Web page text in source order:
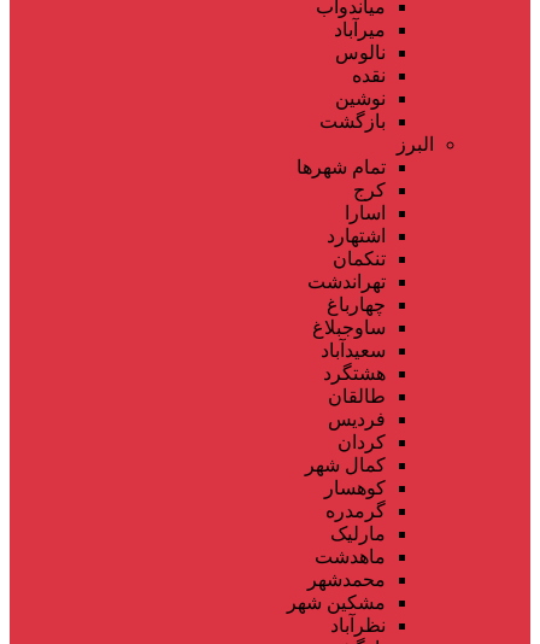
میاندوآب
میرآباد
نالوس
نقده
نوشین
بازگشت
البرز
تمام شهر‌ها
کرج
اسارا
اشتهارد
تنکمان
تهراندشت
چهارباغ
ساوجبلاغ
سعیدآباد
هشتگرد
طالقان
فردیس
کردان
کمال شهر
کوهسار
گرمدره
مارلیک
ماهدشت
محمدشهر
مشکین شهر
نظرآباد